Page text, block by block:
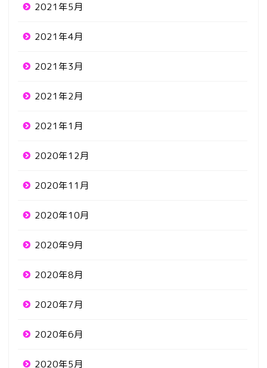
2021年5月
2021年4月
2021年3月
2021年2月
2021年1月
2020年12月
2020年11月
2020年10月
2020年9月
2020年8月
2020年7月
2020年6月
2020年5月